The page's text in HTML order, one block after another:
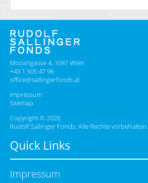
Mozartgasse 4, 1041 Wien
+43 1 505 47 96
office@sallingerfonds.at
Impressum
Sitemap
Copyright © 2026
Rudolf Sallinger Fonds. Alle Rechte vorbehalten.
Quick Links
Impressum